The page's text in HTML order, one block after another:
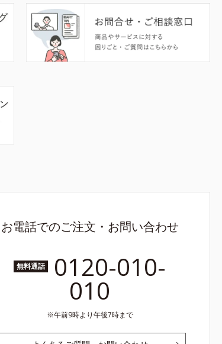
お電話でのご注文・お問い合わせ
無料通話 0120-010-
010
午前9時より午後7時まで